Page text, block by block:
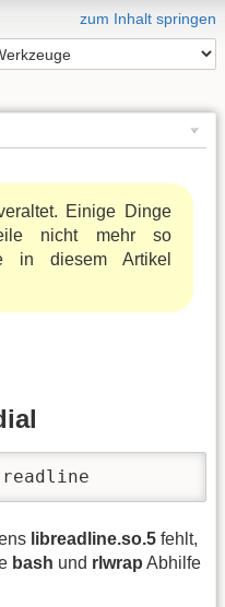
zum Inhalt springen
Einige Dinge
nicht mehr so
in diesem Artikel
readline
libreadline.so.5 fehlt,
bash und rlwrap Abhilfe